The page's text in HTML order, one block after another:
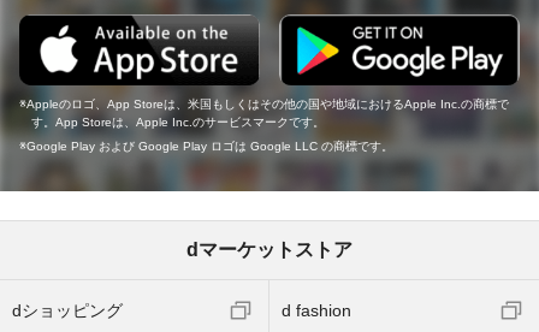
Appleのロゴ、App Storeは、米国もしくはその他の国や地域におけるApple Inc.の商標で
す。App Storeは、Apple Inc.のサービスマークです。
Google Play および Google Play ロゴは Google LLC の商標です。
dマーケットストア
dショッピング d fashion